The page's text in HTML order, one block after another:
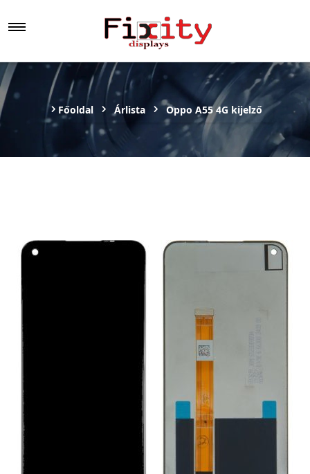
Főoldal Árlista Oppo A55 4G kijelző